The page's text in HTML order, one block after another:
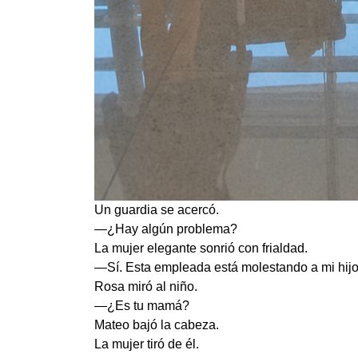
Un guardia se acercó.
—¿Hay algún problema?
La mujer elegante sonrió con frialdad.
—Sí. Esta empleada está molestando a mi
Rosa miró al niño.
—¿Es tu mamá?
Mateo bajó la cabeza.
La mujer tiró de él.